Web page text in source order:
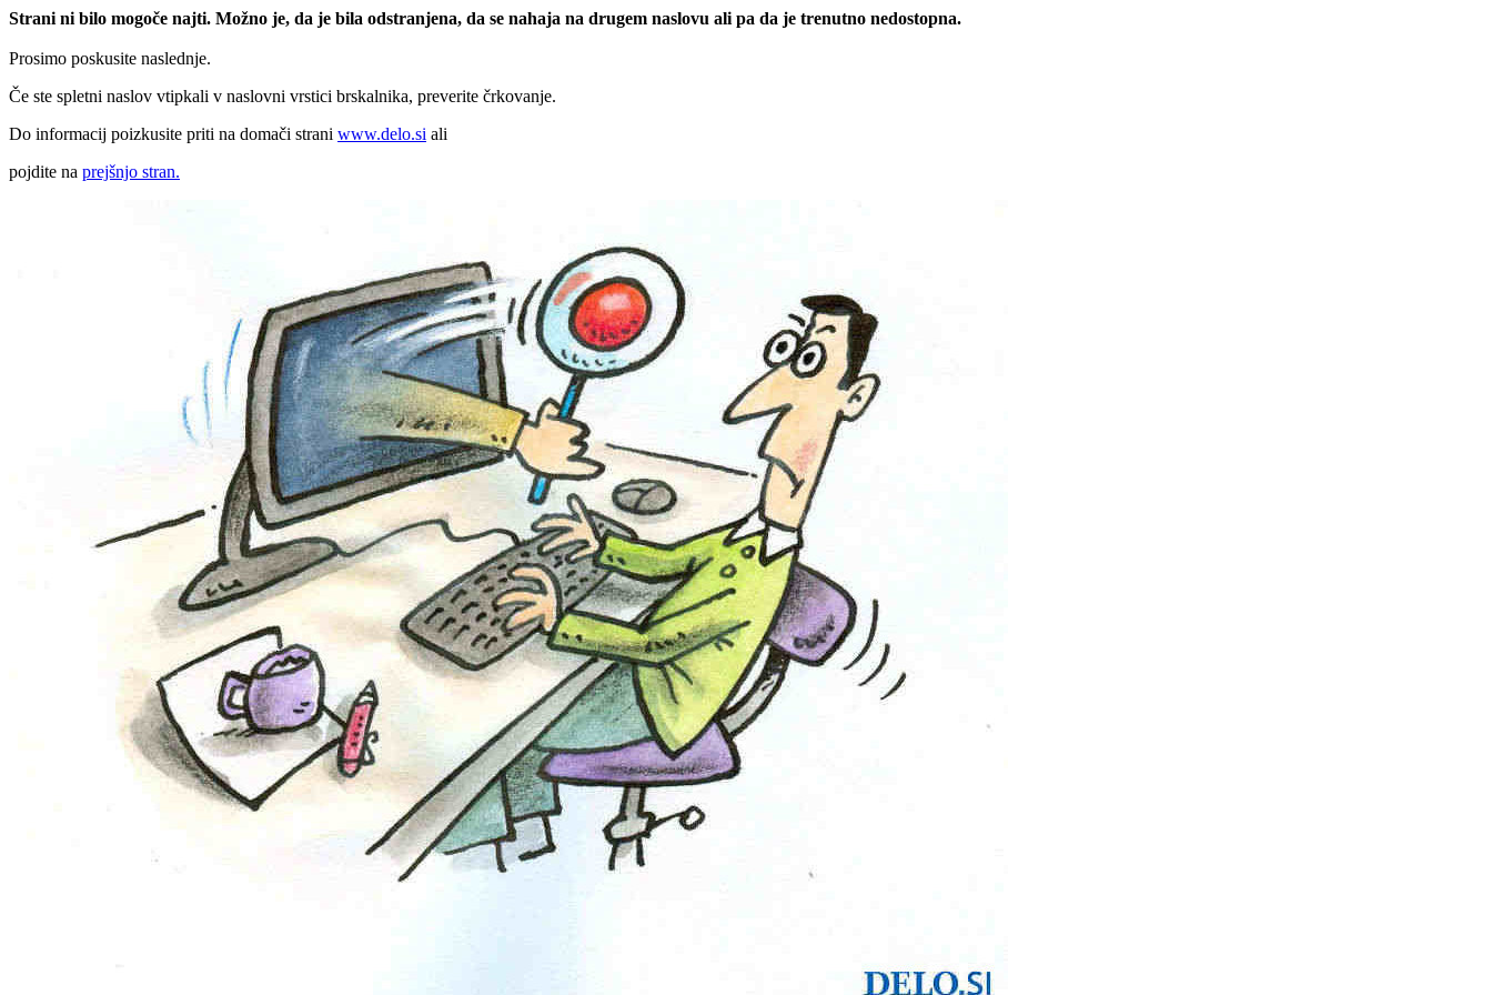
Strani ni bilo mogoče najti. Možno je, da je bila odstranjena, da se nahaja na drugem naslovu ali pa da je trenutno nedostopna.
Prosimo poskusite naslednje.
Če ste spletni naslov vtipkali v naslovni vrstici brskalnika, preverite črkovanje.
Do informacij poizkusite priti na domači strani www.delo.si ali
pojdite na prejšnjo stran.